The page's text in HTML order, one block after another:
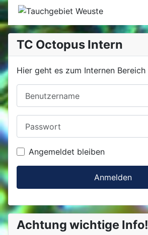
TC Octopus Intern
Hier geht es zum Internen Bereich
Angemeldet bleiben
Anmelden
Achtung wichtige Info!